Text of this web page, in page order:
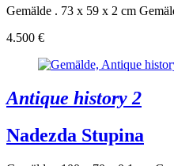
Gemälde . 73 x 59 x 2 cm
4.500 €
Antique history 2
Nadezda Stupina